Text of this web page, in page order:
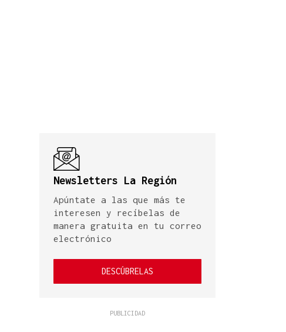
Newsletters La Región
Apúntate a las que más te
interesen y recíbelas de
manera gratuita en tu correo
electrónico
DESCÚBRELAS